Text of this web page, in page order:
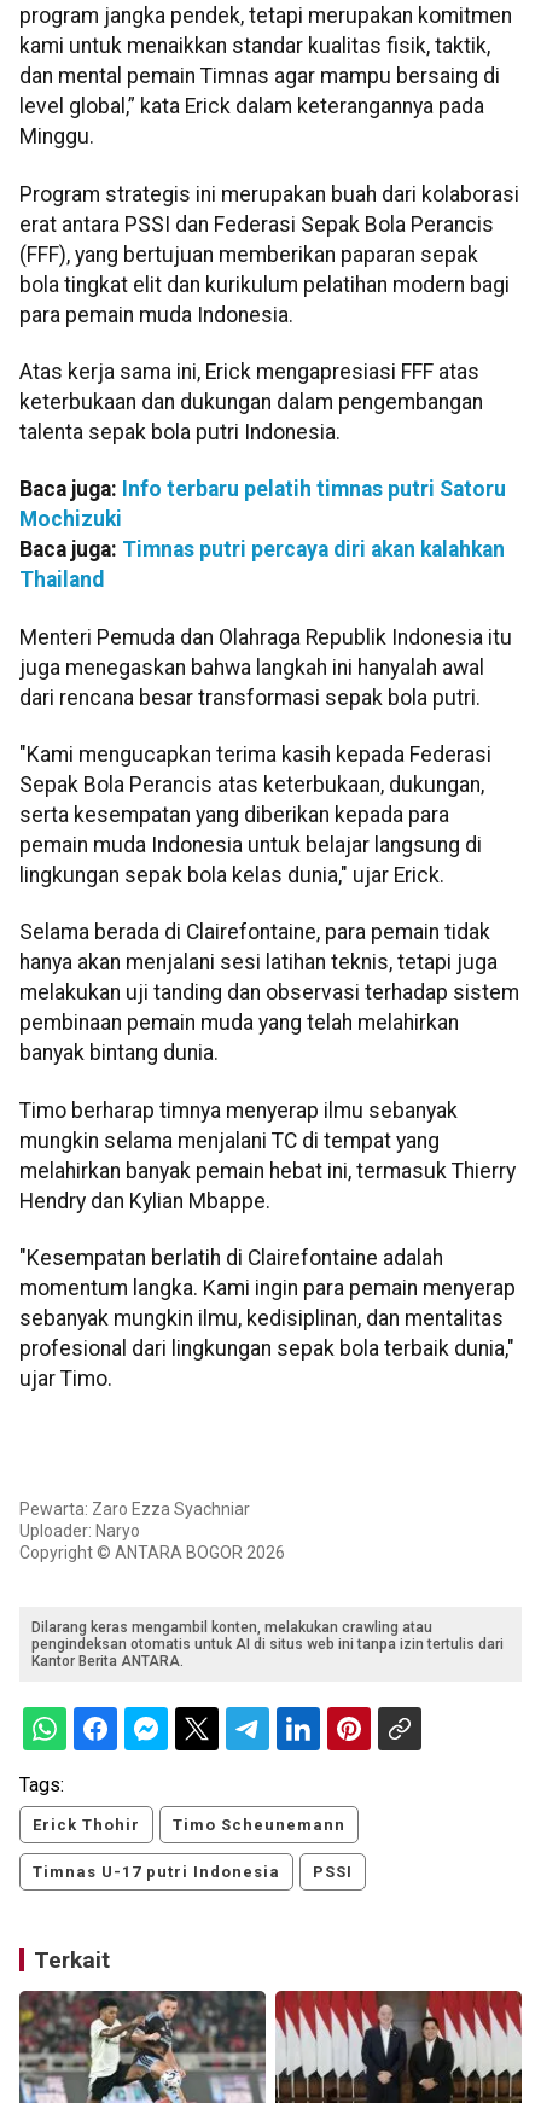
program jangka pendek, tetapi merupakan komitmen
kami untuk menaikkan standar kualitas fisik, taktik,
dan mental pemain Timnas agar mampu bersaing di
level global,” kata Erick dalam keterangannya pada
Minggu.
Program strategis ini merupakan buah dari kolaborasi
erat antara PSSI dan Federasi Sepak Bola Perancis
(FFF), yang bertujuan memberikan paparan sepak
bola tingkat elit dan kurikulum pelatihan modern bagi
para pemain muda Indonesia.
Atas kerja sama ini, Erick mengapresiasi FFF atas
keterbukaan dan dukungan dalam pengembangan
talenta sepak bola putri Indonesia.
Baca juga: Info terbaru pelatih timnas putri Satoru
Mochizuki
Baca juga: Timnas putri percaya diri akan kalahkan
Thailand
Menteri Pemuda dan Olahraga Republik Indonesia itu
juga menegaskan bahwa langkah ini hanyalah awal
dari rencana besar transformasi sepak bola putri.
"Kami mengucapkan terima kasih kepada Federasi
Sepak Bola Perancis atas keterbukaan, dukungan,
serta kesempatan yang diberikan kepada para
pemain muda Indonesia untuk belajar langsung di
lingkungan sepak bola kelas dunia," ujar Erick.
Selama berada di Clairefontaine, para pemain tidak
hanya akan menjalani sesi latihan teknis, tetapi juga
melakukan uji tanding dan observasi terhadap sistem
pembinaan pemain muda yang telah melahirkan
banyak bintang dunia.
Timo berharap timnya menyerap ilmu sebanyak
mungkin selama menjalani TC di tempat yang
melahirkan banyak pemain hebat ini, termasuk Thierry
Hendry dan Kylian Mbappe.
"Kesempatan berlatih di Clairefontaine adalah
momentum langka. Kami ingin para pemain menyerap
sebanyak mungkin ilmu, kedisiplinan, dan mentalitas
profesional dari lingkungan sepak bola terbaik dunia,"
ujar Timo.
Pewarta: Zaro Ezza Syachniar
Uploader: Naryo
Copyright © ANTARA BOGOR 2026
Dilarang keras mengambil konten, melakukan crawling atau
pengindeksan otomatis untuk AI di situs web ini tanpa izin tertulis dari
Kantor Berita ANTARA.
Tags:
Erick Thohir Timo Scheunemann
Timnas U-17 putri Indonesia PSSI
Terkait